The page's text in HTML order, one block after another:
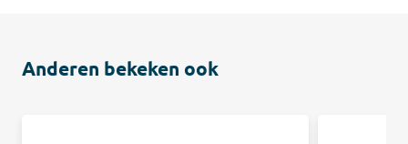
Anderen bekeken ook